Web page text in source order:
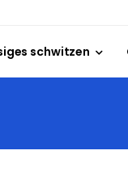
schwitzen